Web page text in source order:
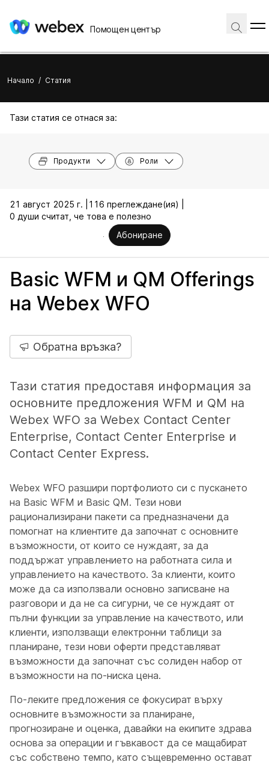
Помощен център
Начало / Статия
Тази статия се отнася за:
Продукти Роли
21 август 2025 г. |
116 преглеждане(ия) |
0 души считат, че това е полезно
Абониране
Basic WFM и QM Offerings
на Webex WFO
Обратна връзка?
Тази статия предоставя информация за
основните предложения WFM и QM на
Webex WFO за Webex Contact Center
Enterprise, Contact Center Enterprise и
Contact Center Express.
Webex WFO разшири портфолиото си с пускането
на Basic WFM и Basic QM. Тези нови
рационализирани пакети са предназначени да
помогнат на клиентите да започнат с основните
възможности, от които се нуждаят, за да
поддържат управлението на работната сила и
управлението на качеството. За клиенти, които
може да са използвали основно записване на
разговори и да не са сигурни, че се нуждаят от
пълни функции за управление на качеството, или
клиенти, използващи електронни таблици за
планиране, тези нови оферти представляват
възможности да започнат със солиден набор от
възможности на по-ниска цена.
По-леките предложения се фокусират върху
основните възможности за планиране,
прогнозиране и оценка, давайки на екипите здрава
основа за операции и гъвкавост да се мащабират
със собствено темпо, като същевременно остават